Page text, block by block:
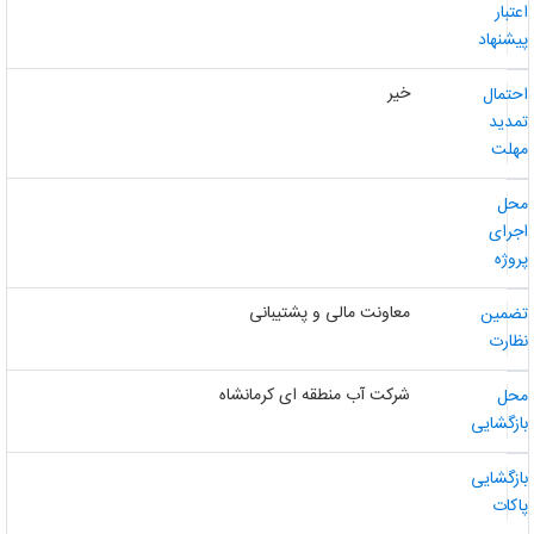
خیر
معاونت مالی و پشتیبانی
شرکت آب منطقه ای کرمانشاه